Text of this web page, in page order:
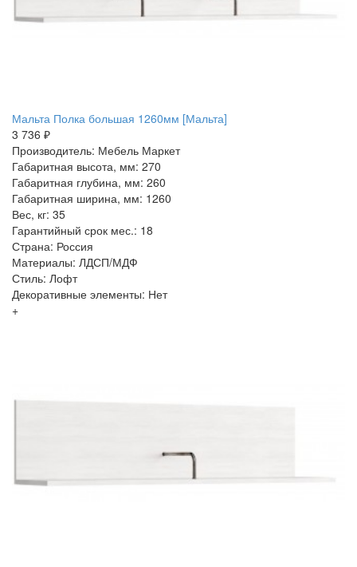
Мальта Полка большая 1260мм [Мальта]
3 736 ₽
Производитель: Мебель Маркет
Габаритная высота, мм: 270
Габаритная глубина, мм: 260
Габаритная ширина, мм: 1260
Вес, кг: 35
Гарантийный срок мес.: 18
Страна: Россия
Материалы: ЛДСП/МДФ
Стиль: Лофт
Декоративные элементы: Нет
+